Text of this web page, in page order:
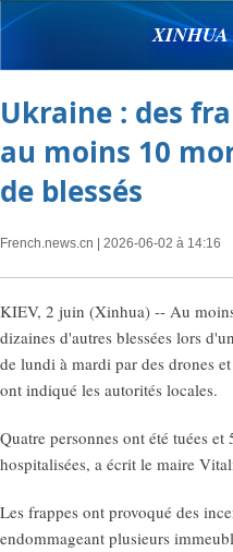
Ukraine : des
au moins 10
de blessés
French.news.cn | 2026-06-02 à 14:16
KIEV, 2 juin (Xinhua) -- Au
dizaines d'autres blessées lors
de lundi à mardi par des drones
ont indiqué les autorités locales.
Quatre personnes ont été tuées
hospitalisées, a écrit le maire
Les frappes ont provoqué des
endommageant plusieurs